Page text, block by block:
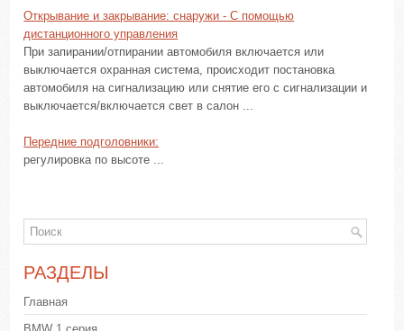
Открывание и закрывание: снаружи - С помощью
дистанционного управления
При запирании/отпирании автомобиля включается или
выключается охранная система, происходит постановка
автомобиля на сигнализацию или снятие его с сигнализации и
выключается/включается свет в салон ...
Передние подголовники:
регулировка по высоте ...
РАЗДЕЛЫ
Главная